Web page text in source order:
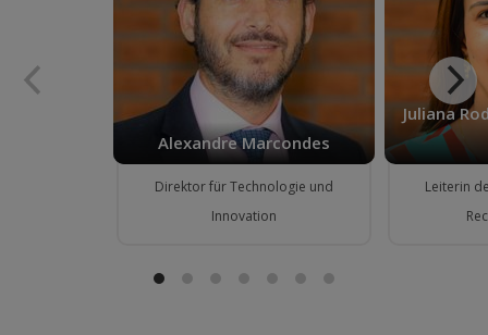
Alexandre Marcondes
Direktor für Technologie und
Innovation
Juliana
Leiterin